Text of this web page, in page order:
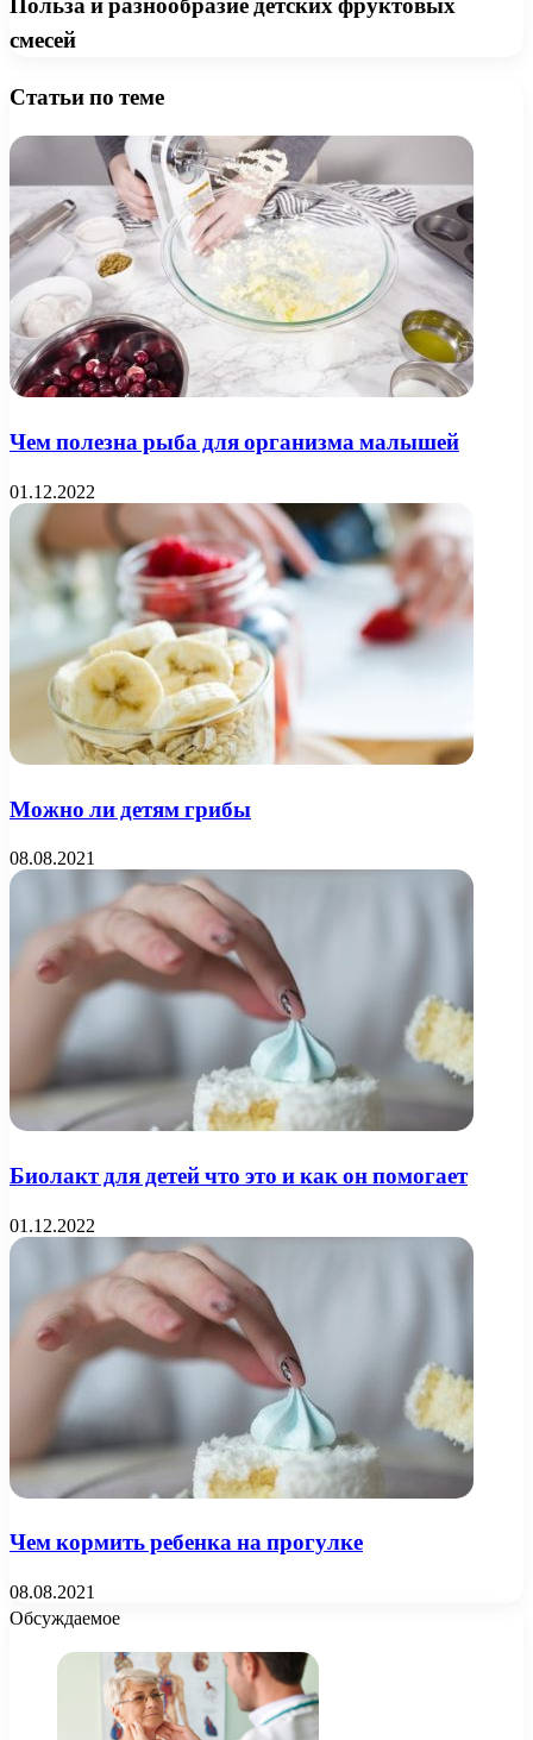
смесей
Статьи по теме
Чем полезна рыба для организма малышей
01.12.2022
Можно ли детям грибы
08.08.2021
Биолакт для детей что это и как он помогает
01.12.2022
Чем кормить ребенка на прогулке
08.08.2021
Обсуждаемое